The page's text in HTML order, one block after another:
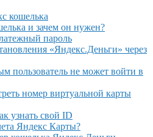
кошелька
и зачем он нужен?
пароль
«Яндекс.Деньги» через
пользователь не может войти в
номер виртуальной карты
узнать свой ID
Яндекс Карты?